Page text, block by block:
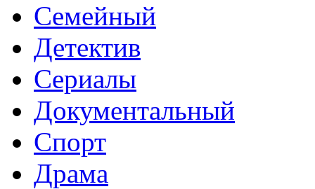
Семейный
Детектив
Сериалы
Документальный
Спорт
Драма